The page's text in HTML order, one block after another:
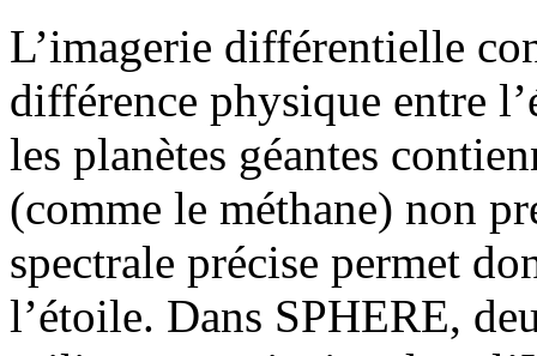
L’imagerie différentielle
différence physique entre
les planètes géantes
(comme le méthane) non
spectrale précise permet
l’étoile. Dans SPHERE,